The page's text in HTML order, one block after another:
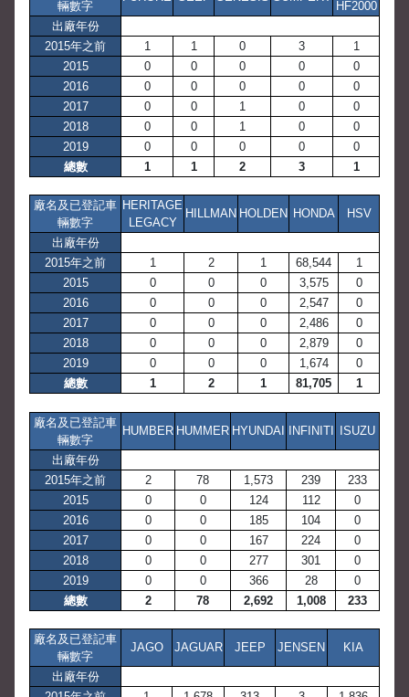
輛數字
HF2000
出廠年份
2015年之前
1 1 0 3
1
2015
0 0 0 0
0
2016
0 0 0 0
0
2017
0 0 1 0
0
2018
0 0 1 0
0
2019
0 0 0 0
0
總數
1 1 2 3 1
廠名及已登記車
輛數字
HERITAGE
LEGACY
HILLMAN HOLDEN HONDA HSV
出廠年份
2015年之前
1 2 1 68,544
1
2015
0 0 0 3,575
0
2016
0 0 0 2,547
0
2017
0 0 0 2,486
0
2018
0 0 0 2,879
0
2019
0 0 0 1,674
0
總數
1 2 1 81,705 1
廠名及已登記車
輛數字
HUMBER HUMMER HYUNDAI INFINITI ISUZU
出廠年份
2015年之前
2 78 1,573 239
233
2015
0 0 124 112
0
2016
0 0 185 104
0
2017
0 0 167 224
0
2018
0 0 277 301
0
2019
0 0 366 28
0
總數
2 78 2,692 1,008 233
廠名及已登記車
輛數字
JAGO JAGUAR JEEP JENSEN KIA
出廠年份